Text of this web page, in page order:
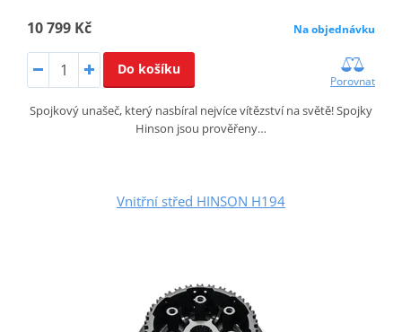
10 799 Kč Na objednávku
Do košíku
Porovnat
Spojkový unašeč, který nasbíral nejvíce vítězství na světě! Spojky
Hinson jsou prověřeny…
Vnitřní střed HINSON H194